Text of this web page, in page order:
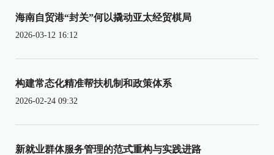
海南自贸港“封关”何以撬动亚太经贸棋局
2026-03-12 16:12
构建常态化精准帮扶机制和政策体系
2026-02-24 09:32
新就业群体服务管理的范式重构与实践进路